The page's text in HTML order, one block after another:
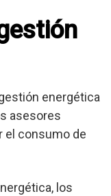
energética
asesores
el consumo de
los